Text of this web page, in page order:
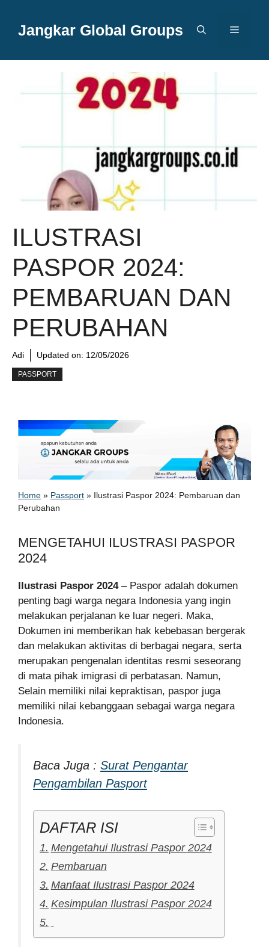
Jangkar Global Groups Menu
ILUSTRASI
PASPOR 2024:
PEMBARUAN DAN
PERUBAHAN
Adi Updated on: 12/05/2026
PASSPORT
Home » Passport » Ilustrasi Paspor 2024: Pembaruan dan
Perubahan
MENGETAHUI ILUSTRASI PASPOR
2024
Ilustrasi Paspor 2024– Paspor adalah dokumen
penting bagi warga negara Indonesia yang ingin
melakukan perjalanan ke luar negeri. Maka,
Dokumen ini memberikan hak kebebasan bergerak
dan melakukan aktivitas di berbagai negara, serta
merupakan pengenalan identitas resmi seseorang
di mata pihak imigrasi di perbatasan. Namun,
Selain memiliki nilai kepraktisan, paspor juga
memiliki nilai kebanggaan sebagai warga negara
Indonesia.
Baca Juga : Surat Pengantar
Pengambilan Pasport
DAFTAR ISI
Mengetahui Ilustrasi Paspor 2024
Pembaruan
Manfaat Ilustrasi Paspor 2024
Kesimpulan Ilustrasi Paspor 2024